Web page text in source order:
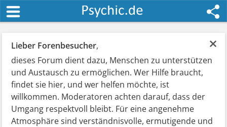
×
Lieber Forenbesucher,
dieses Forum dient dazu, Menschen zu unterstützen
und Austausch zu ermöglichen. Wer Hilfe braucht,
findet sie hier, und wer helfen möchte, ist
willkommen. Moderatoren achten darauf, dass der
Umgang respektvoll bleibt. Für eine angenehme
Atmosphäre sind verständnisvolle, ermutigende und